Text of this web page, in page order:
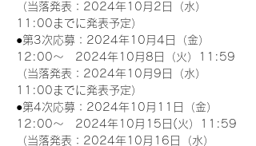
（当落発表：2024年10月2日（水）
11:00までに発表予定）
●第3次応募：2024年10月4日（金）
12:00～　2024年10月8日（火）11:59
（当落発表：2024年10月9日（水）
11:00までに発表予定）
●第4次応募：2024年10月11日（金）
12:00～　2024年10月15日(火）11:59
（当落発表：2024年10月16日（水）